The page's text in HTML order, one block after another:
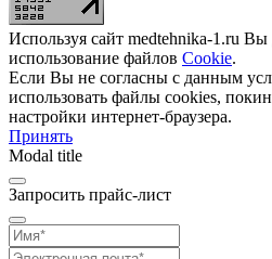
Используя сайт medtehnika-1.ru Вы
использование файлов Cookie.
Если Вы не согласны с данным
использовать файлы cookies,
настройки интернет-браузера.
Принять
Modal title
Запросить прайс-лист